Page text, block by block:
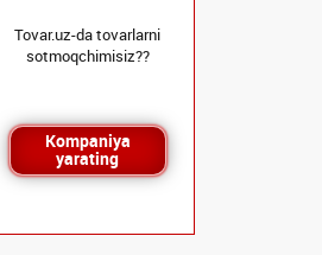
Tovar.uz-da tovarlarni
sotmoqchimisiz??
Kompaniya
yarating